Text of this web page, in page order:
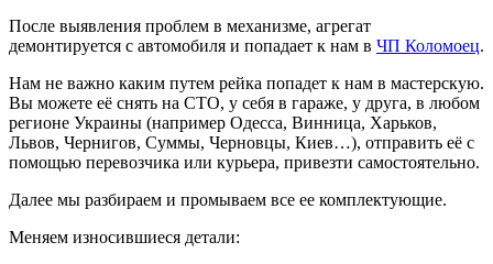
После выявления проблем в механизме, агрегат
демонтируется с автомобиля и попадает к нам в ЧП Коломоец.
Нам не важно каким путем рейка попадет к нам в мастерскую.
Вы можете её снять на СТО, у себя в гараже, у друга, в любом
регионе Украины (например Одесса, Винница, Харьков,
Львов, Чернигов, Суммы, Черновцы, Киев…), отправить её с
помощью перевозчика или курьера, привезти самостоятельно.
Далее мы разбираем и промываем все ее комплектующие.
Меняем износившиеся детали: